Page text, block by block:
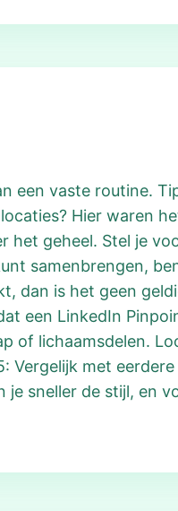
een vaste routine.
Hier waren
geheel. Stel je
samenbrengen,
dan is het geen
een LinkedIn
of lichaamsdelen.
met
sneller de stijl, en